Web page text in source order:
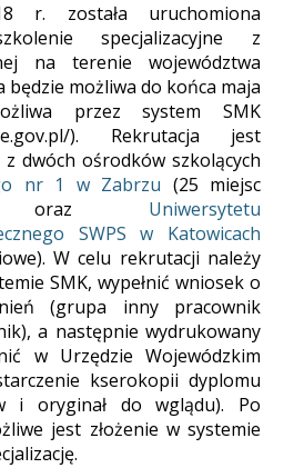
r. została uruchomiona
specjalizacyjne z
na terenie województwa
będzie możliwa do końca maja
przez system SMK
). Rekrutacja jest
dwóch ośrodków szkolących
nr 1 w Zabrzu (25 miejsc
oraz Uniwersytetu
SWPS w Katowicach
W celu rekrutacji należy
SMK, wypełnić wniosek o
(grupa inny pracownik
a następnie wydrukowany
w Urzędzie Wojewódzkim
kserokopii dyplomu
i oryginał do wglądu). Po
jest złożenie w systemie